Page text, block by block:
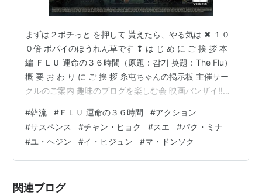
まずは２ポチっと を押して 貰えたら、やる気は ✖ １０
０倍 ポパイのほうれん草です ❢ は じ め に ご 挨 拶 本
編 ＦＬＵ 運命の３６時間（原題：감기 英題：The Flu）
概 要 お わ り に ご 挨 拶 糸屯ちゃんの掲示板 主催サー
クルのご案内 趣味のブログを楽しむ会 映画バンザイ!!
クル ビバ！海外生活 食べるは楽し会 2016年にブログを
創めた人のサークル ブログサークルコメント ＃ハッシュ
タグ（IN POINT） ﾗﾝｷﾝｸﾞﾊﾞﾅｰ、拍手、はてなｽﾀｰ、B!ﾌﾞｯ
ｸﾏｰｸ は じ め に ご 挨 拶…
#韓流 # ＦＬＵ 運命の３６時間 #アクション
#サスペンス #チャン・ヒョク #スエ #パク・ミナ
#ユ・ヘジン #イ・ヒジュン #マ・ドンソク
関連ブログ